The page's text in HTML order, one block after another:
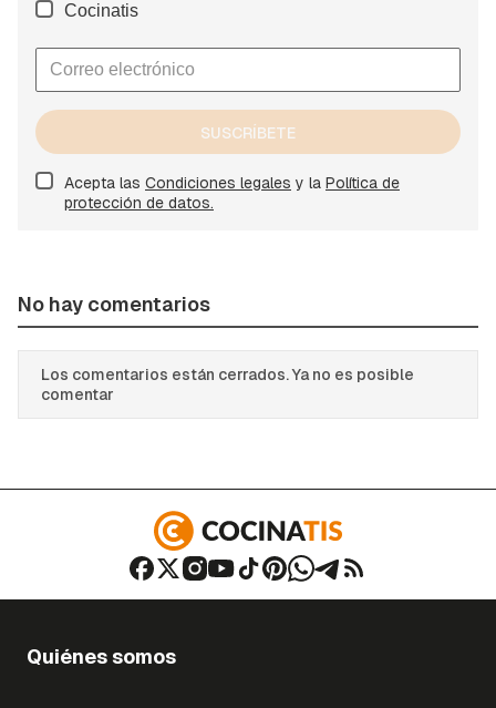
Cocinatis
SUSCRÍBETE
Acepta las Condiciones legales y la Política de
protección de datos.
No hay comentarios
Los comentarios están cerrados. Ya no es posible
comentar
Quiénes somos